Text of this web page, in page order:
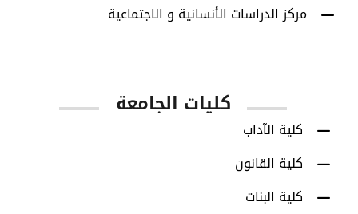
مركز الدراسات الأنسانية و الاجتماعية
كليات الجامعة
كلية الآداب
كلية القانون
كلية البنات